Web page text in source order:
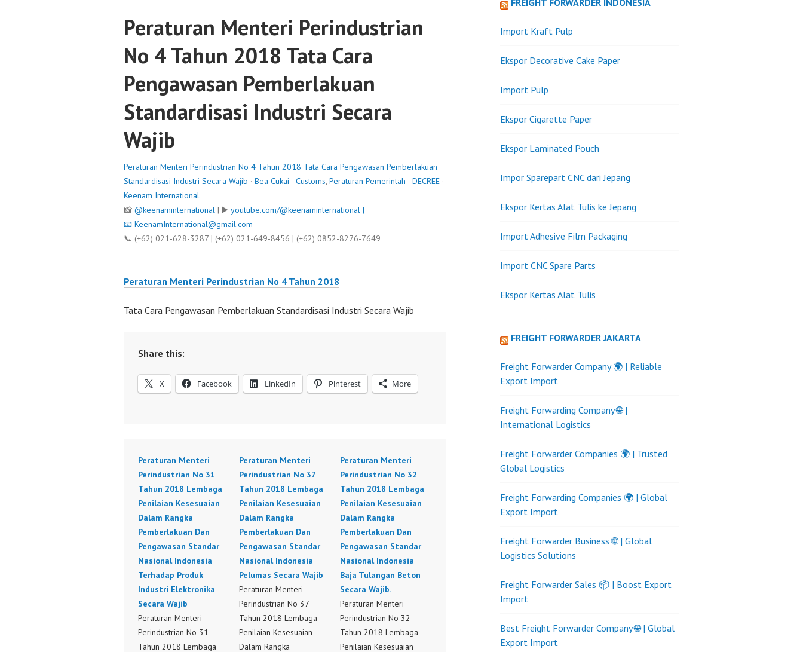
Peraturan Menteri Perindustrian
No 4 Tahun 2018 Tata Cara
Pengawasan Pemberlakuan
Standardisasi Industri Secara
Wajib
Peraturan Menteri Perindustrian No 4 Tahun 2018 Tata Cara Pengawasan Pemberlakuan
Standardisasi Industri Secara Wajib · Bea Cukai - Customs, Peraturan Pemerintah - DECREE ·
Keenam International
📸 @keenaminternational | ▶️ youtube.com/@keenaminternational |
📧 KeenamInternational@gmail.com
📞 (+62) 021-628-3287 | (+62) 021-649-8456 | (+62) 0852-8276-7649
Peraturan Menteri Perindustrian No 4 Tahun 2018
Tata Cara Pengawasan Pemberlakuan Standardisasi Industri Secara Wajib
Share this:
X Facebook LinkedIn Pinterest More
Peraturan Menteri
Perindustrian No 31
Tahun 2018 Lembaga
Penilaian Kesesuaian
Dalam Rangka
Pemberlakuan Dan
Pengawasan Standar
Nasional Indonesia
Terhadap Produk
Industri Elektronika
Secara Wajib
Peraturan Menteri
Perindustrian No 31
Tahun 2018 Lembaga
Peraturan Menteri
Perindustrian No 37
Tahun 2018 Lembaga
Penilaian Kesesuaian
Dalam Rangka
Pemberlakuan Dan
Pengawasan Standar
Nasional Indonesia
Pelumas Secara Wajib
Peraturan Menteri
Perindustrian No 37
Tahun 2018 Lembaga
Penilaian Kesesuaian
Dalam Rangka
Peraturan Menteri
Perindustrian No 32
Tahun 2018 Lembaga
Penilaian Kesesuaian
Dalam Rangka
Pemberlakuan Dan
Pengawasan Standar
Nasional Indonesia
Baja Tulangan Beton
Secara Wajib.
Peraturan Menteri
Perindustrian No 32
Tahun 2018 Lembaga
Penilaian Kesesuaian
FREIGHT FORWARDER INDONESIA
Import Kraft Pulp
Ekspor Decorative Cake Paper
Import Pulp
Ekspor Cigarette Paper
Ekspor Laminated Pouch
Impor Sparepart CNC dari Jepang
Ekspor Kertas Alat Tulis ke Jepang
Import Adhesive Film Packaging
Import CNC Spare Parts
Ekspor Kertas Alat Tulis
FREIGHT FORWARDER JAKARTA
Freight Forwarder Company 🌍 | Reliable
Export Import
Freight Forwarding Company 🌐 |
International Logistics
Freight Forwarder Companies 🌍 | Trusted
Global Logistics
Freight Forwarding Companies 🌍 | Global
Export Import
Freight Forwarder Business 🌐 | Global
Logistics Solutions
Freight Forwarder Sales 📦 | Boost Export
Import
Best Freight Forwarder Company 🌐 | Global
Export Import